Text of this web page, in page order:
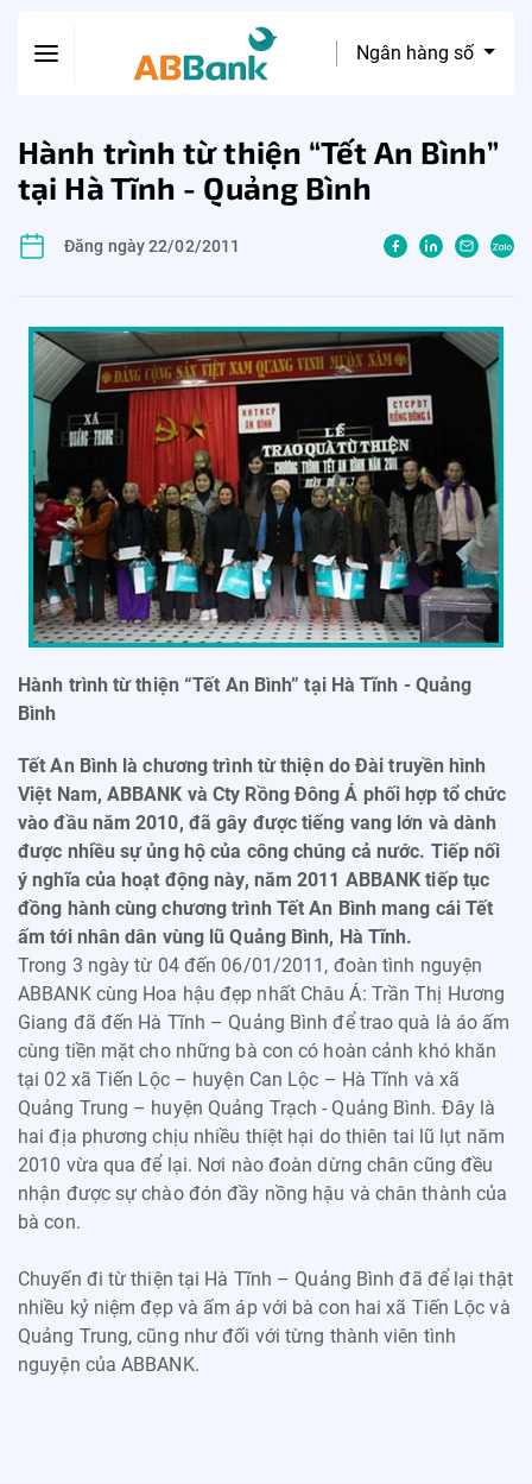
Ngân hàng số
Hành trình từ thiện “Tết An Bình”
tại Hà Tĩnh - Quảng Bình
Đăng ngày 22/02/2011
Hành trình từ thiện “Tết An Bình” tại Hà Tĩnh - Quảng
Bình
Tết An Bình là chương trình từ thiện do Đài truyền hình
Việt Nam, ABBANK và Cty Rồng Đông Á phối hợp tổ chức
vào đầu năm 2010, đã gây được tiếng vang lớn và dành
được nhiều sự ủng hộ của công chúng cả nước. Tiếp nối
ý nghĩa của hoạt động này, năm 2011 ABBANK tiếp tục
đồng hành cùng chương trình Tết An Bình mang cái Tết
ấm tới nhân dân vùng lũ Quảng Bình, Hà Tĩnh.
Trong 3 ngày từ 04 đến 06/01/2011, đoàn tình nguyện
ABBANK cùng Hoa hậu đẹp nhất Châu Á: Trần Thị Hương
Giang đã đến Hà Tĩnh – Quảng Bình để trao quà là áo ấm
cùng tiền mặt cho những bà con có hoàn cảnh khó khăn
tại 02 xã Tiến Lộc – huyện Can Lộc – Hà Tĩnh và xã
Quảng Trung – huyện Quảng Trạch - Quảng Bình. Đây là
hai địa phương chịu nhiều thiệt hại do thiên tai lũ lụt năm
2010 vừa qua để lại. Nơi nào đoàn dừng chân cũng đều
nhận được sự chào đón đầy nồng hậu và chân thành của
bà con.
Chuyến đi từ thiện tại Hà Tĩnh – Quảng Bình đã để lại thật
nhiều kỷ niệm đẹp và ấm áp với bà con hai xã Tiến Lộc và
Quảng Trung, cũng như đối với từng thành viên tình
nguyện của ABBANK.